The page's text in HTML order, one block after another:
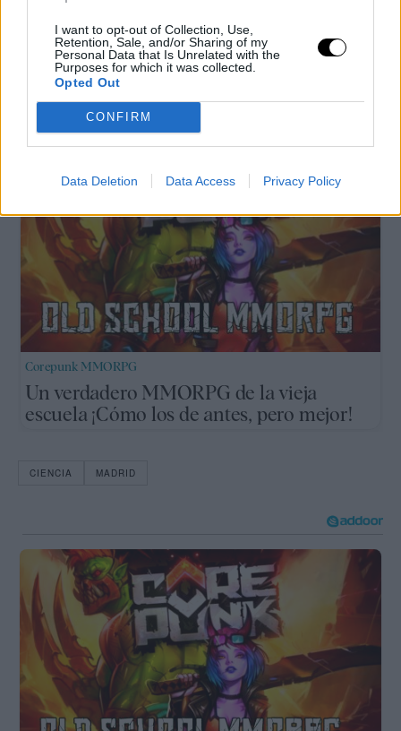
I want to opt-out of Collection, Use,
Retention, Sale, and/or Sharing of my
Personal Data that Is Unrelated with the
Purposes for which it was collected.
Opted Out
CONFIRM
Data Deletion Data Access Privacy Policy
28 provincias
Las lluvias y las tormentas afectarán a buena parte de la
Península este viernes, una jornada en la que 28 […]
Corepunk MMORPG
Un verdadero MMORPG de la vieja
escuela ¡Cómo los de antes, pero mejor!
CIENCIA MADRID